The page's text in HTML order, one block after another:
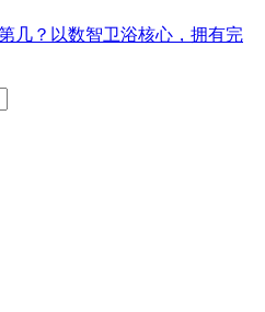
几？以数智卫浴核心，拥有完